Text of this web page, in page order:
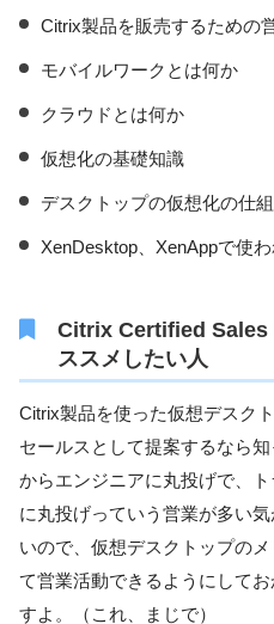
Citrix製品を販売するための
モバイルワークとは何か
クラウドとは何か
仮想化の基礎知識
デスクトップの仮想化の仕
XenDesktop、XenAppで使
Citrix Certified Sales
ススメしたい人
Citrix製品を使った仮想デスク
セールスとして提案するなら
からエンジニアに丸投げで、
に丸投げっていう営業が多い
いので、仮想デスクトップの
て営業活動できるようにして
すよ。（これ、まじで）